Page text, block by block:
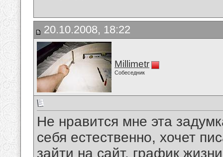
20.10.2008, 18:22
Millimetr
Собеседник
Не нравится мне эта
себя естественно, хочет
зайти на сайт, график